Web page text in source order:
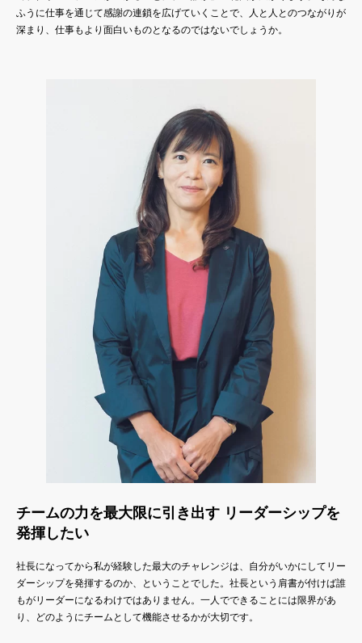
ふうに仕事を通じて感謝の連鎖を広げていくことで、人と人とのつながりが
深まり、仕事もより面白いものとなるのではないでしょうか。
チームの力を最大限に引き出す リーダーシップを
発揮したい
社長になってから私が経験した最大のチャレンジは、自分がいかにしてリー
ダーシップを発揮するのか、ということでした。社長という肩書が付けば誰
もがリーダーになるわけではありません。一人でできることには限界があ
り、どのようにチームとして機能させるかが大切です。